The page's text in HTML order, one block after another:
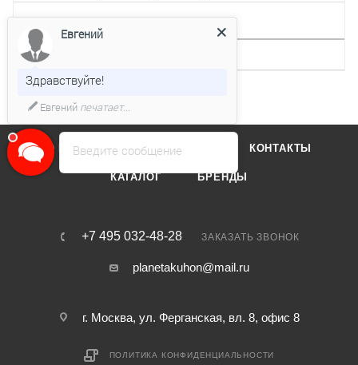
ДРУГИЕ ХАРАКТЕРИСТИКИ
Интервальная работа
О КОМПАНИИ ОТЗЫВЫ КОНТАКТЫ
КАТАЛОГ БРЕНДЫ
+7 495 032-48-28 ЗАКАЗАТЬ ЗВОНОК
planetakuhon@mail.ru
г. Москва, ул. Ферганская, вл. 8, офис 8
ПОЛИТИКА КОНФИДЕНЦИАЛЬНОСТИ
Введите сообщение
Евгений
Здравствуйте!
Евгенийпечатает...